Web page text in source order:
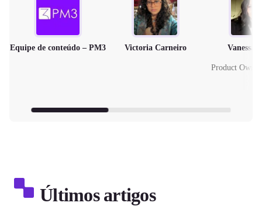
Equipe de conteúdo – PM3 Victoria Carneiro Vanessa
Product
Últimos artigos